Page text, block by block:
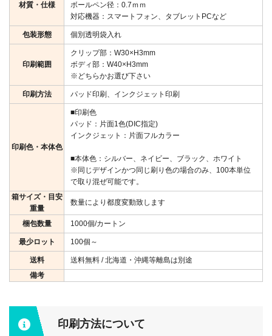
材質・仕様
ボールペン径：0.7ｍｍ
対応機器：スマートフォン、タブレットPCなど
包装形態 個別透明袋入れ
印刷範囲
クリップ部：W30×H3mm
ボディ部：W40×H3mm
※どちらかお選び下さい
印刷方法 パッド印刷、インクジェット印刷
印刷色・本体色
■印刷色
パッド：片面1色(DIC指定)
インクジェット：片面フルカラー
■本体色：シルバー、ネイビー、ブラック、ホワイト
※同じデザインかつ同じ刷り色の場合のみ、100本単位
で取り混ぜ可能です。
箱サイズ・目安
重量
数量により都度変動致します
梱包数量 1000個/カートン
最少ロット 100個～
送料
送料無料 / 北海道・沖縄等離島は別途
備考
印刷方法について